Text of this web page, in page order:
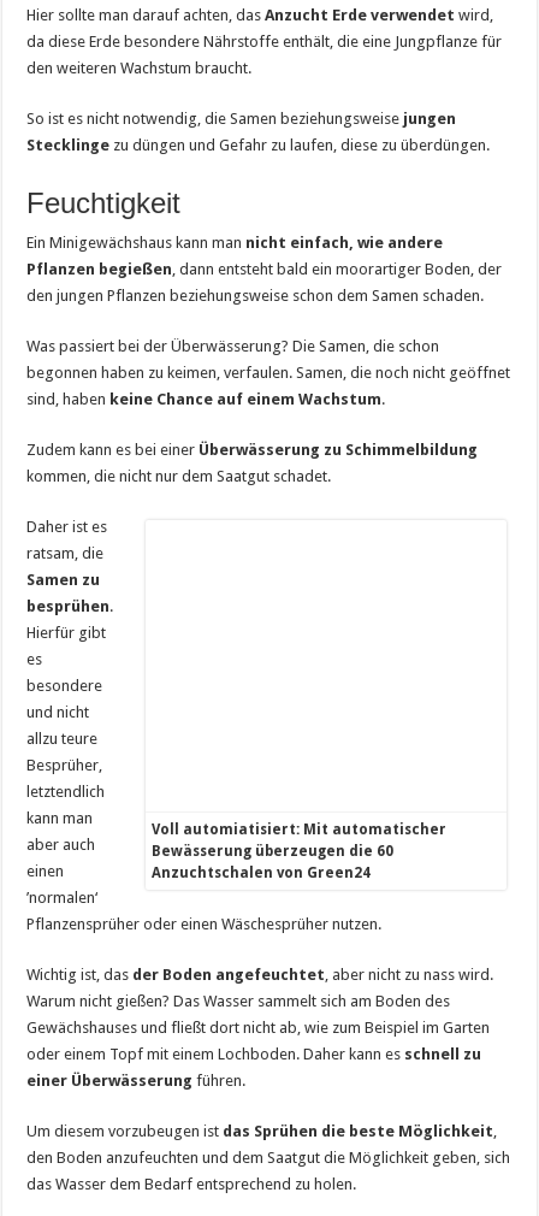
Hier sollte man darauf achten, dasAnzucht Erde verwendet wird,
da diese Erde besondere Nährstoffe enthält, die eine Jungpflanze für
den weiteren Wachstum braucht.
So ist es nicht notwendig, die Samen beziehungsweise jungen
Stecklinge zu düngen und Gefahr zu laufen, diese zu überdüngen.
Feuchtigkeit
Ein Minigewächshaus kann man nicht einfach, wie andere
Pflanzen begießen , dann entsteht bald ein moorartiger Boden, der
den jungen Pflanzen beziehungsweise schon dem Samen schaden.
Was passiert bei der Überwässerung? Die Samen, die schon
begonnen haben zu keimen, verfaulen. Samen, die noch nicht geöffnet
sind, haben keine Chance auf einem Wachstum.
Zudem kann es bei einer Überwässerung zu Schimmelbildung
kommen, die nicht nur dem Saatgut schadet.
Voll automiatisiert: Mit automatischer
Bewässerung überzeugen die 60
Anzuchtschalen von Green24
Daher ist es
ratsam, die
Samen zu
besprühen.
Hierfür gibt
es
besondere
und nicht
allzu teure
Besprüher,
letztendlich
kann man
aber auch
einen
’normalen‘
Pflanzensprüher oder einen Wäschesprüher nutzen.
Wichtig ist, das der Boden angefeuchtet , aber nicht zu nass wird.
Warum nicht gießen? Das Wasser sammelt sich am Boden des
Gewächshauses und fließt dort nicht ab, wie zum Beispiel im Garten
oder einem Topf mit einem Lochboden. Daher kann es schnell zu
einer Überwässerung führen.
Um diesem vorzubeugen ist das Sprühen die beste Möglichkeit
den Boden anzufeuchten und dem Saatgut die Möglichkeit geben, sich
das Wasser dem Bedarf entsprechend zu holen.